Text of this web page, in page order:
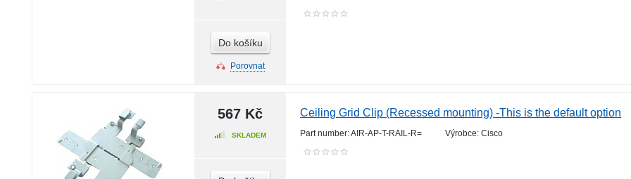
Do košíku
Porovnat
567 Kč
SKLADEM
Ceiling Grid Clip (Recessed mounting) -This is the default option
Part number: AIR-AP-T-RAIL-R= Výrobce: Cisco